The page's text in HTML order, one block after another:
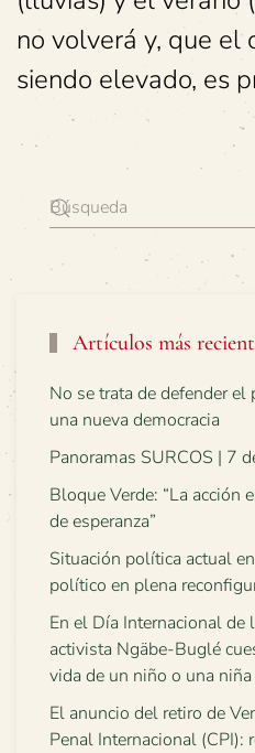
no volverá y, que el
siendo elevado, es
Artículos más
No se trata de defender
una nueva democracia
Panoramas SURCOS | 7
Bloque Verde: “La acción
de esperanza”
Situación política actual
político en plena
En el Día Internacional
activista Ngäbe-Buglé
vida de un niño o una
El anuncio del retiro de
Penal Internacional (CPI):